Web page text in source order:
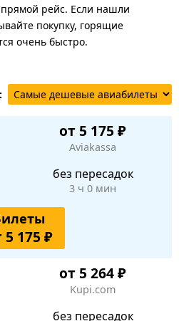
рейс. Если нашли
покупку, горящие
очень быстро.
от 5 175 ₽
Aviakassa
без пересадок
3 ч 0 мин
5 175 ₽
от 5 264 ₽
Kupi.com
без пересадок